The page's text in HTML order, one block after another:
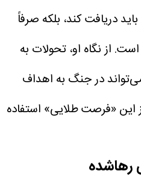
دریافت کند، بلکه صرفاً
از نگاه او، تحولات به
در جنگ به اهداف
این «فرصت طلایی» استفاده
رهاشده